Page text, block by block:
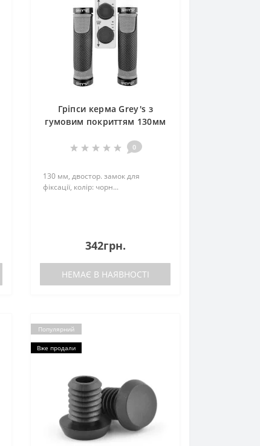
Гріпси керма Grey's з
гумовим покриттям 130мм
0
130 мм, двостор. замок для
фіксації, колір: чорн...
342грн.
НЕМАЄ В НАЯВНОСТІ
Популярний
Вже продали